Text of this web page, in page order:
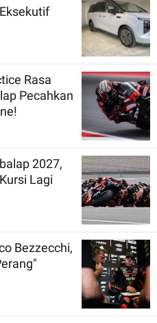
Rasa
Pecahkan
2027,
Lagi
Bezzecchi,